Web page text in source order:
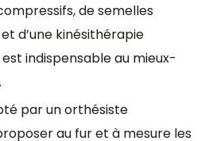
de semelles
d’une kinésithérapie
indispensable au mieux-
par un orthésiste
au fur et à mesure les